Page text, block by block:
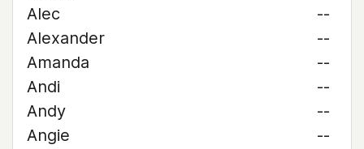
Alec
--
Alexander
--
Amanda
--
Andi
--
Andy
--
Angie
--